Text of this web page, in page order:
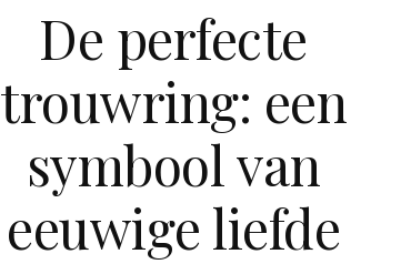
De perfecte
trouwring: een
symbool van
eeuwige liefde